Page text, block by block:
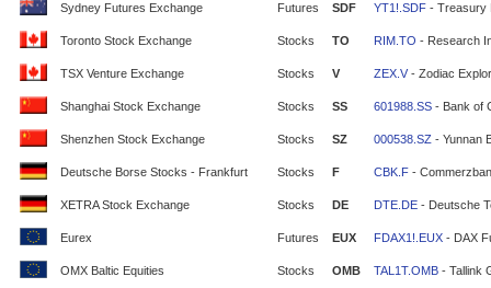
Sydney Futures Exchange Futures SDF YT1!.SDF - Treasury
Toronto Stock Exchange Stocks TO RIM.TO - Research
TSX Venture Exchange Stocks V ZEX.V - Zodiac
Shanghai Stock Exchange Stocks SS 601988.SS - Bank of
Shenzhen Stock Exchange Stocks SZ 000538.SZ - Yunnan
Deutsche Borse Stocks - Frankfurt Stocks F CBK.F -
XETRA Stock Exchange Stocks DE DTE.DE - Deutsche
Eurex Futures EUX FDAX1!.EUX - DAX
OMX Baltic Equities Stocks OMB TAL1T.OMB - Tallink